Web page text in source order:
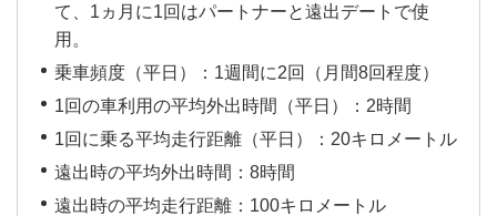
て、1ヵ月に1回はパートナーと遠出デートで使
用。
乗車頻度（平日）：1週間に2回（月間8回程度）
1回の車利用の平均外出時間（平日）：2時間
1回に乗る平均走行距離（平日）：20キロメートル
遠出時の平均外出時間：8時間
遠出時の平均走行距離：100キロメートル